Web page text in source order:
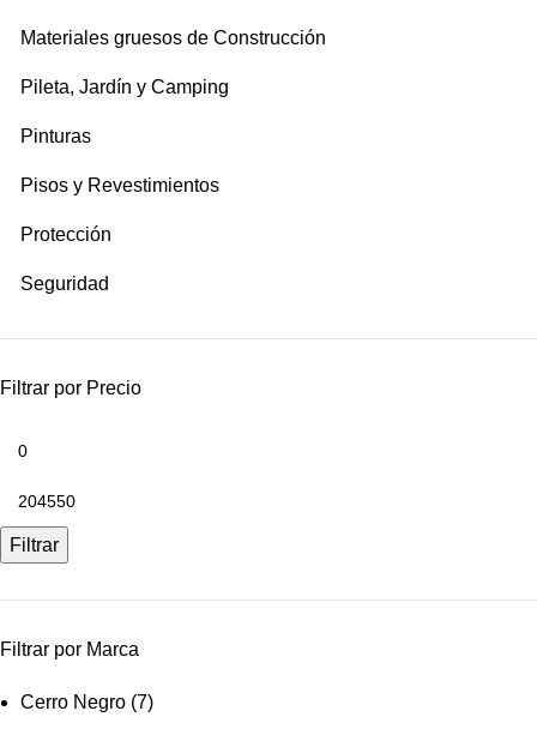
Materiales gruesos de Construcción
Pileta, Jardín y Camping
Pinturas
Pisos y Revestimientos
Protección
Seguridad
Filtrar por Precio
Filtrar
Filtrar por Marca
Cerro Negro (7)